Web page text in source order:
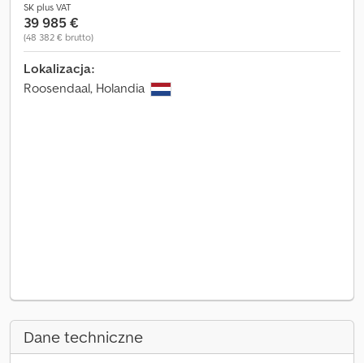
SK plus VAT
39 985 €
(48 382 € brutto)
Lokalizacja:
Roosendaal, Holandia
Dane techniczne